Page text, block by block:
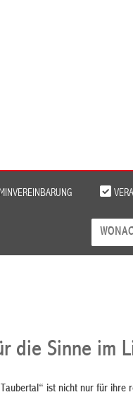
die Sinne im
ist nicht nur für ihre